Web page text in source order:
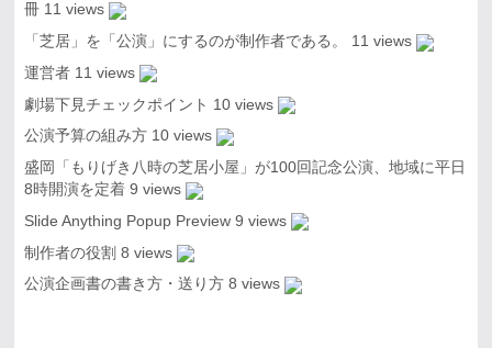
冊 11 views
「芝居」を「公演」にするのが制作者である。
11 views
運営者 11 views
劇場下見チェックポイント 10 views
公演予算の組み方 10 views
盛岡「もりげき八時の芝居小屋」が100回記念公演、地域に平日
8時開演を定着 9 views
Slide Anything Popup Preview 9 views
制作者の役割 8 views
公演企画書の書き方・送り方 8 views